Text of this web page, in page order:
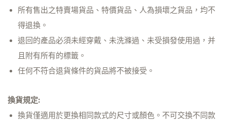
所有售出之特賣場貨品、特價貨品、人為損壞之貨品，均不
得退換。
退回的產品必須未經穿戴、未洗滌過、未受損發使用過，并
且附有所有的標籤。
任何不符合退貨條件的貨品將不被接受。
換貨規定:
換貨僅適用於更換相同款式的尺寸或顏色。不可交換不同款